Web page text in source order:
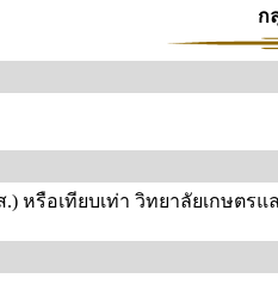
ก
หรือเทียบเท่า วิทยาลัยเกษตรแ